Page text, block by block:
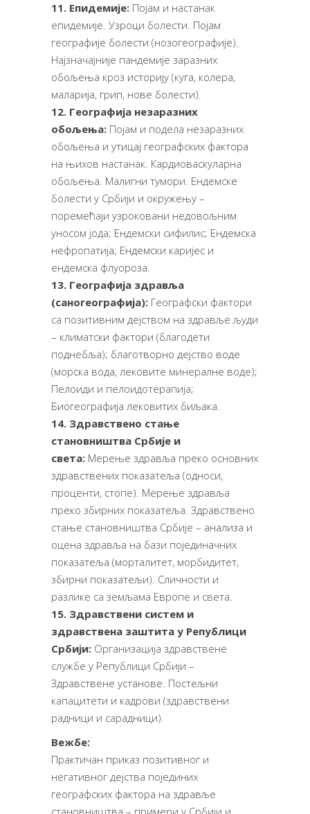
11. Епидемије: Појам и настанак
епидемије. Узроци болести. Појам
географије болести (нозогеографије).
Најзначајније пандемије заразних
обољења кроз историју (куга, колера,
маларија, грип, нове болести).
12. Географија незаразних
обољења: Појам и подела незаразних
обољења и утицај географских фактора
на њихов настанак. Кардиоваскуларна
обољења. Малигни тумори. Ендемске
болести у Србији и окружењу –
поремећаји узроковани недовољним
уносом јода; Ендемски сифилис; Ендемска
нефропатија; Ендемски каријес и
ендемска флуороза.
13. Географија здравља
(саногеографија): Географски фактори
са позитивним дејством на здравље људи
– климатски фактори (благодети
поднебља); благотворно дејство воде
(морска вода, лековите минералне воде);
Пелоиди и пелоидотерапија;
Биогеографија лековитих биљака.
14. Здравствено стање
становништва Србије и
света: Мерење здравља преко основних
здравствених показатеља (односи,
проценти, стопе). Мерење здравља
преко збирних показатеља. Здравствено
стање становништва Србије – анализа и
оцена здравља на бази појединачних
показатеља (морталитет, морбидитет,
збирни показатељи). Сличности и
разлике са земљама Европе и света.
15. Здравствени систем и
здравствена заштита у Републици
Србији: Организација здравствене
службе у Републици Србији –
Здравствене установе. Постељни
капацитети и кадрови (здравствени
радници и сарадници).
Вежбе:
Практичан приказ позитивног и
негативног дејства појединих
географских фактора на здравље